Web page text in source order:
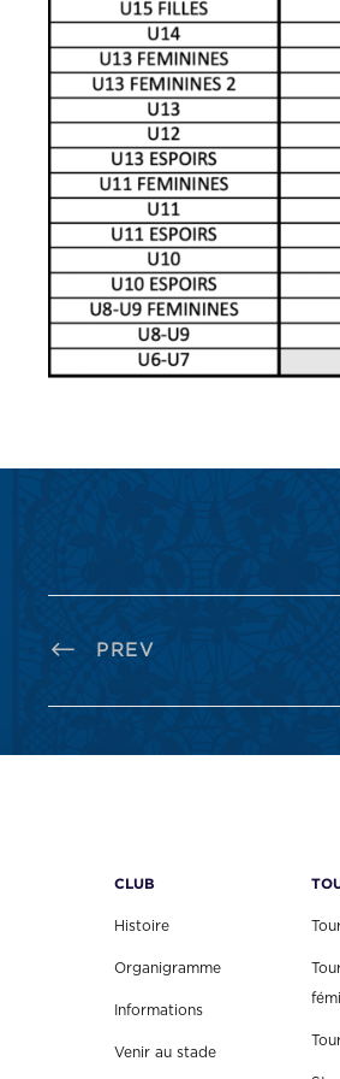
PREV
CLUB
Histoire
Organigramme
Informations
Venir au stade